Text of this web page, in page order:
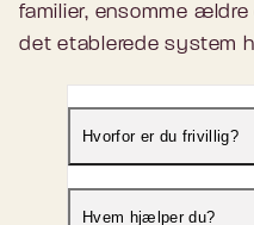
familier, ensomme ældre
det etablerede system
Hvorfor er du frivillig?
Jeg har taget
Hvem hjælper du?